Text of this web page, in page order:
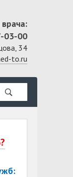
03-00
34
to.ru